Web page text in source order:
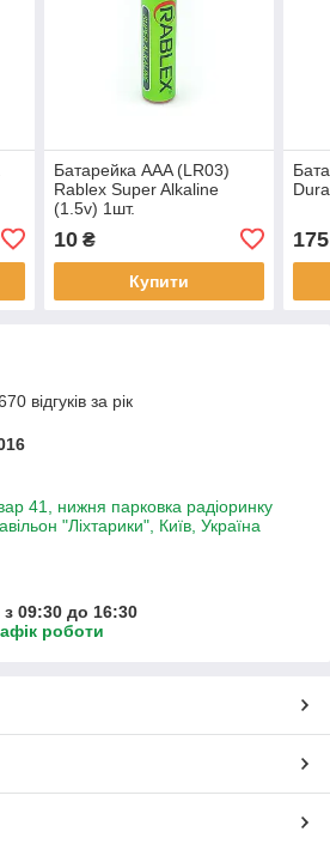
Батарейка AAA (LR03)
Rablex Super Alkaline
(1.5v) 1шт.
10₴
Купити
175
відгуків за рік
41, нижня парковка радіоринку
"Ліхтарики", Київ, Україна
09:30 до 16:30
роботи